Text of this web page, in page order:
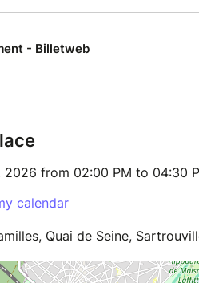
2026 from 02:00 PM to 04:30
calendar
Quai de Seine,